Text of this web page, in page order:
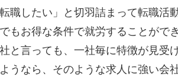
転職したい」と切羽詰まって転職
もお得な条件で就労することがで
と言っても、一社毎に特徴が見受
うなら、そのような求人に強い会